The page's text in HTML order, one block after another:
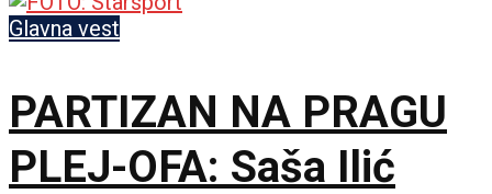
Glavna vest
PARTIZAN NA PRAGU
PLEJ-OFA: Saša Ilić